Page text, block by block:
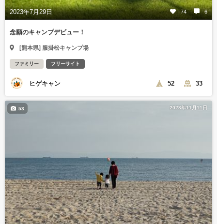
2023年7月29日 74 6
念願のキャンプデビュー！
[熊本県] 服掛松キャンプ場
ファミリー フリーサイト
ヒゲキャン 52 33
2023年11月11日
53